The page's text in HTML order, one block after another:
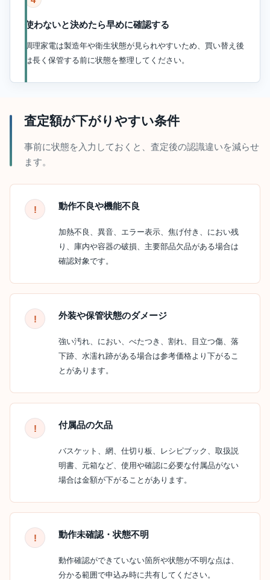
使わないと決めたら早めに確認する
調理家電は製造年や衛生状態が見られやすいため、買い替え後
は長く保管する前に状態を整理してください。
査定額が下がりやすい条件
事前に状態を入力しておくと、査定後の認識違いを減らせ
ます。
動作不良や機能不良
加熱不良、異音、エラー表示、焦げ付き、におい残
り、庫内や容器の破損、主要部品欠品がある場合は
確認対象です。
外装や保管状態のダメージ
強い汚れ、におい、べたつき、割れ、目立つ傷、落
下跡、水濡れ跡がある場合は参考価格より下がるこ
とがあります。
付属品の欠品
バスケット、網、仕切り板、レシピブック、取扱説
明書、元箱など、使用や確認に必要な付属品がない
場合は金額が下がることがあります。
動作未確認・状態不明
動作確認ができていない箇所や状態が不明な点は、
分かる範囲で申込み時に共有してください。